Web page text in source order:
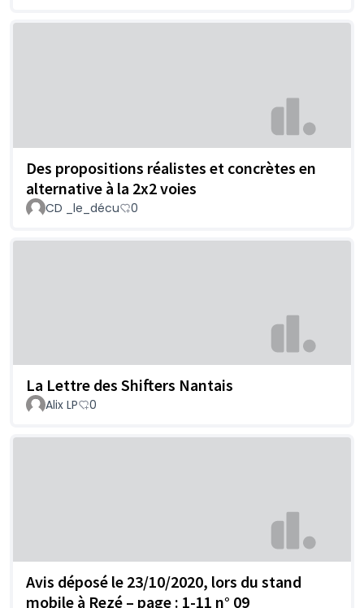
Des propositions réalistes et concrètes en
alternative à la 2x2 voies
CD _le_décu 0
La Lettre des Shifters Nantais
Alix LP 0
Avis déposé le 23/10/2020, lors du stand
mobile à Rezé – page : 1-11 n° 09